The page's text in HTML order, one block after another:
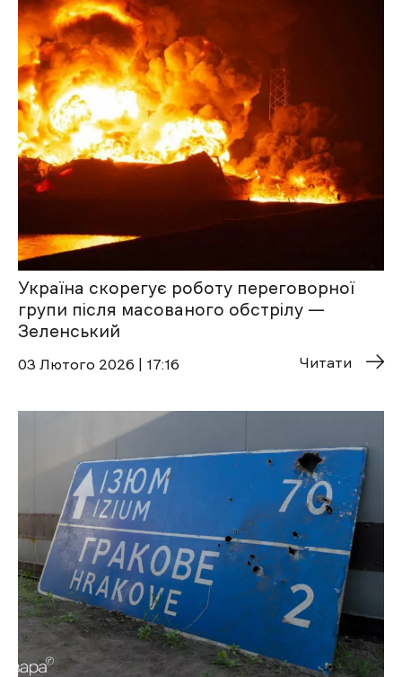
Україна скорегує роботу переговорної
групи після масованого обстрілу —
Зеленський
03 Лютого 2026 | 17:16 Читати